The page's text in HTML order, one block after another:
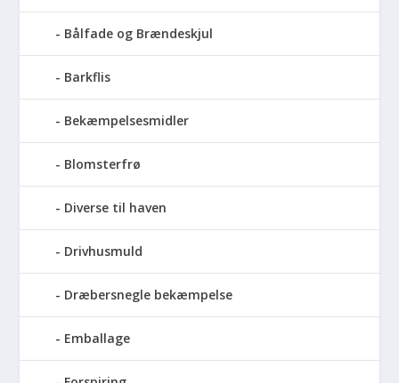
Bålfade og Brændeskjul
Barkflis
Bekæmpelsesmidler
Blomsterfrø
Diverse til haven
Drivhusmuld
Dræbersnegle bekæmpelse
Emballage